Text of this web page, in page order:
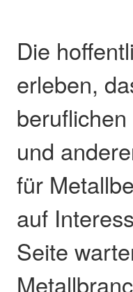
Die
erleben,
und
für
auf
Seite